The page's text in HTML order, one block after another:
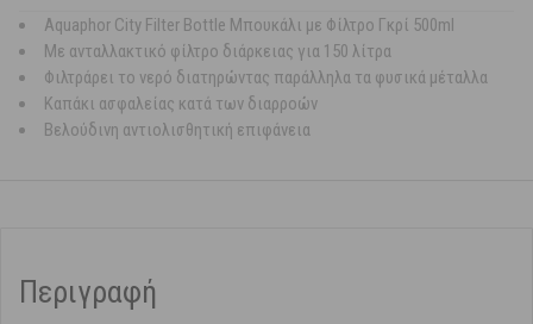
Aquaphor City Filter Bottle Μπουκάλι με Φίλτρο Γκρί 500ml
Με ανταλλακτικό φίλτρο διάρκειας για 150 λίτρα
Φιλτράρει το νερό διατηρώντας παράλληλα τα φυσικά μέταλλα
Καπάκι ασφαλείας κατά των διαρροών
Βελούδινη αντιολισθητική επιφάνεια
Περιγραφή